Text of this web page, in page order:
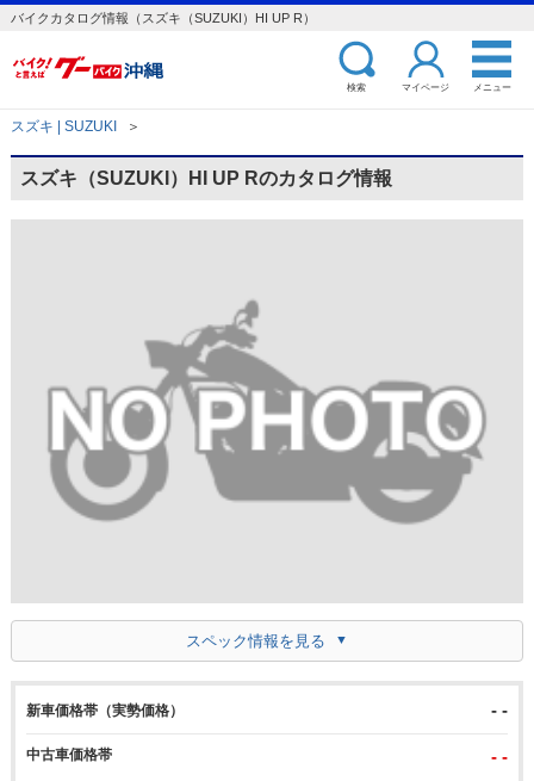
バイクカタログ情報（スズキ（SUZUKI）HI UP R）
検索 マイページ メニュー
スズキ | SUZUKI ＞
スズキ（SUZUKI）HI UP Rのカタログ情報
スペック情報を見る
新車価格帯（実勢価格） - -
中古車価格帯 - -